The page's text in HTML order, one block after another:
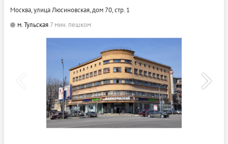
Москва, улица Люсиновская, дом 70, стр. 1
м. Тульская 7 мин. пешком